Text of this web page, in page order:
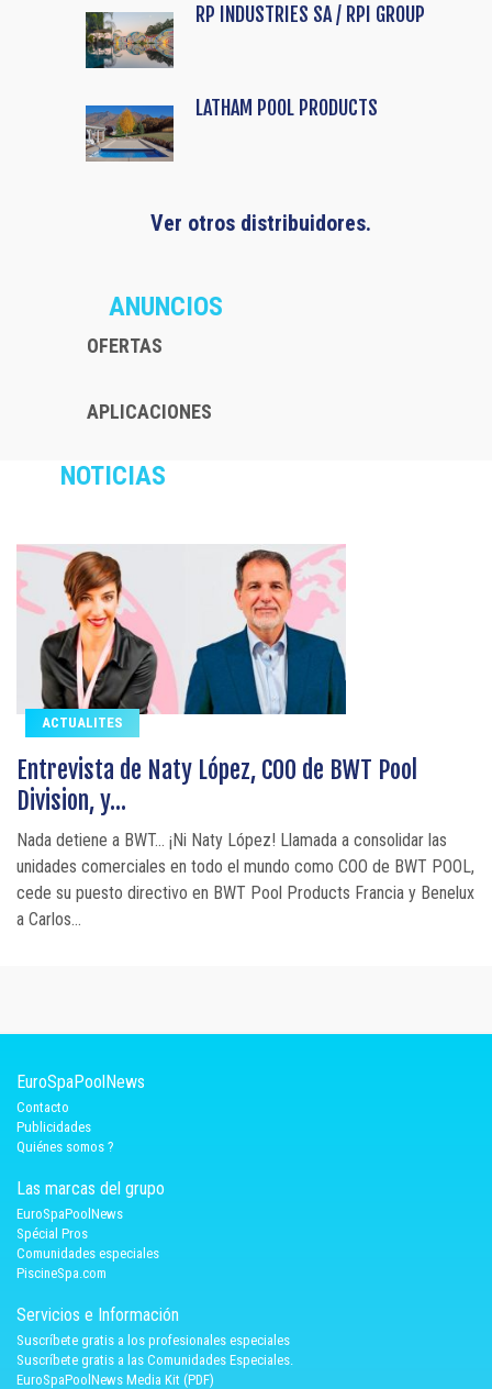
RP INDUSTRIES SA / RPI GROUP
LATHAM POOL PRODUCTS
Ver otros distribuidores.
ANUNCIOS
OFERTAS
APLICACIONES
NOTICIAS
ACTUALITES
Entrevista de Naty López, COO de BWT Pool
Division, y...
Nada detiene a BWT... ¡Ni Naty López! Llamada a consolidar las
unidades comerciales en todo el mundo como COO de BWT POOL,
cede su puesto directivo en BWT Pool Products Francia y Benelux
a Carlos...
EuroSpaPoolNews
Contacto
Publicidades
Quiénes somos ?
Las marcas del grupo
EuroSpaPoolNews
Spécial Pros
Comunidades especiales
PiscineSpa.com
Servicios e Información
Suscríbete gratis a los profesionales especiales
Suscríbete gratis a las Comunidades Especiales.
EuroSpaPoolNews Media Kit (PDF)